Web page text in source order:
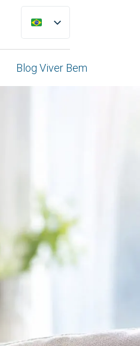
Blog Viver Bem